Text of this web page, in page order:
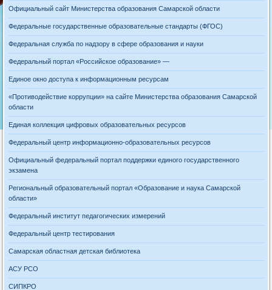
Официальный сайт Министерства образования Самарской области
Федеральные государственные образовательные стандарты (ФГОС)
Федеральная служба по надзору в сфере образования и науки
Федеральный портал «Российское образование» —
Единое окно доступа к информационным ресурсам
«Противодействие коррупции» на сайте Министерства образования Самарской
области
Единая коллекция цифровых образовательных ресурсов
Федеральный центр информационно-образовательных ресурсов
Официальный федеральный портал поддержки единого государственного
экзамена
Региональный образовательный портал «Образование и наука Самарской
области»
Федеральный институт педагогических измерений
Федеральный центр тестирования
Самарская областная детская библиотека
АСУ РСО
СИПКРО